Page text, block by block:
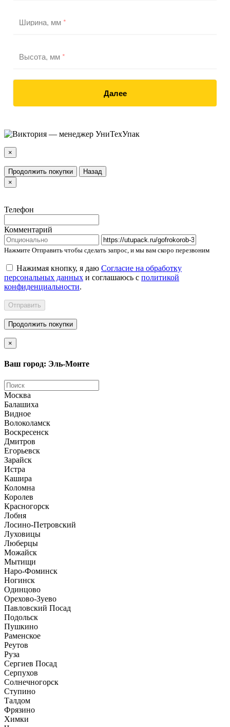
Ширина, мм*
Высота, мм*
Далее
×
Продолжить покупки
Назад
×
Телефон
Комментарий
Нажмите Отправить чтобы сделать запрос, и мы вам скоро перезвоним
Нажимая кнопку, я даю Согласие на обработку
персональных данных и соглашаюсь с политикой
конфиденциальности.
Отправить
Продолжить покупки
×
Ваш город: Эль-Монте
Москва
Балашиха
Видное
Волоколамск
Воскресенск
Дмитров
Егорьевск
Зарайск
Истра
Кашира
Коломна
Королев
Красногорск
Лобня
Лосино-Петровский
Луховицы
Люберцы
Можайск
Мытищи
Наро-Фоминск
Ногинск
Одинцово
Орехово-Зуево
Павловский Посад
Подольск
Пушкино
Раменское
Реутов
Руза
Сергиев Посад
Серпухов
Солнечногорск
Ступино
Талдом
Фрязино
Химки